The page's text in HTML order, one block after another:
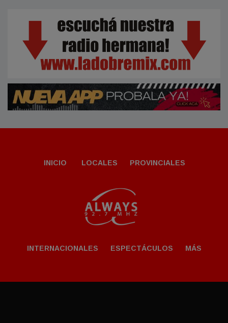
INICIO LOCALES PROVINCIALES
INTERNACIONALES ESPECTÁCULOS MÁS